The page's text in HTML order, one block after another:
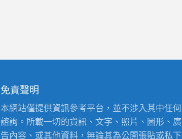
免責聲明
本網站僅提供資訊參考平台，並不涉入其中任何
諮詢。所載一切的資訊、文字、照片、圖形、廣
告內容、或其他資料，無論其為公開張貼或私下